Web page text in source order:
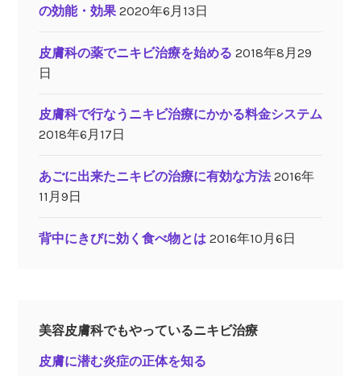
の効能・効果 2020年6月13日
皮膚科の薬でニキビ治療を始める 2018年8月29
日
皮膚科で行なうニキビ治療にかかる料金システム
2018年6月17日
あごに出来たニキビの治療に有効な方法 2016年
11月9日
背中にきびに効く食べ物とは 2016年10月6日
美容皮膚科でもやっているニキビ治療
皮膚に潜む炎症の正体を知る